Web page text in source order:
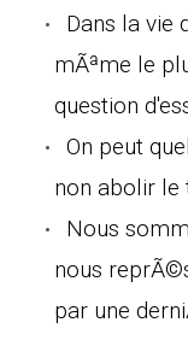
Dans la vie
mÃªme le
question
On peut
non abolir le
Nous
nous
par une